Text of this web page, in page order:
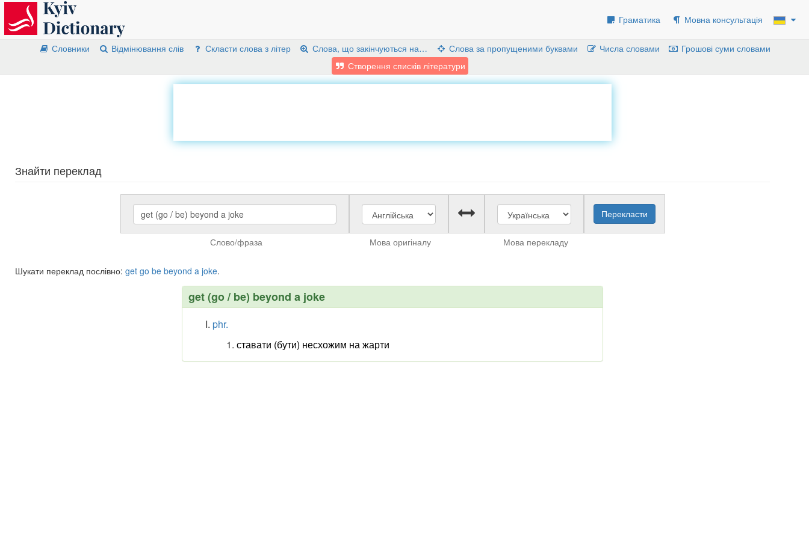
Граматика Мовна консультація
Словники Відмінювання слів Скласти слова з літер Слова, що закінчуються на… Слова за пропущеними буквами Числа словами
Грошові суми словами
Створення списків літератури
Знайти переклад
Слово/фраза Мова оригіналу Мова перекладу
Шукати переклад послівно: get go be beyond a joke.
get (go / be) beyond a joke
phr.
ставати (бути) несхожим на жарти